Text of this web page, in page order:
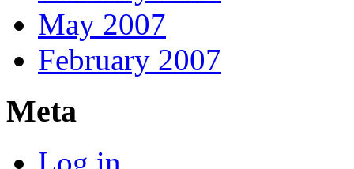
May 2007
February 2007
Meta
Log in